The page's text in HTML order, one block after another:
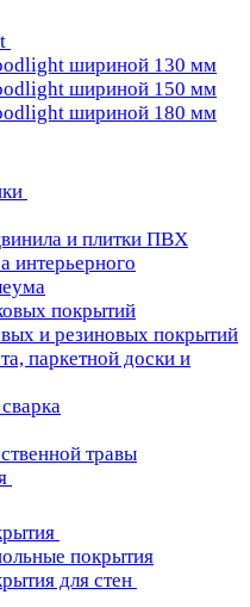
шириной 130 мм
шириной 150 мм
шириной 180 мм
и плитки ПВХ
интерьерного
покрытий
и резиновых покрытий
паркетной доски и
травы
покрытия
для стен